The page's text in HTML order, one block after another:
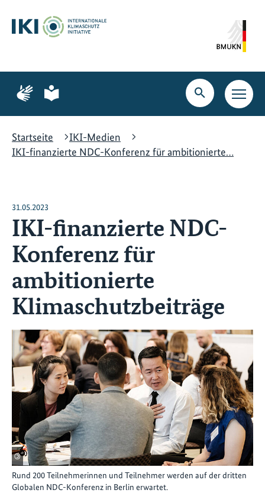
Hauptinhalt
springen
Suche
springen
Hauptnavigation
springen
Zur
Seite
Gebärdensprache
Zur
Seite
leichte
Suche
öffnen
Startseite
IKI-Medien
IKI-finanzierte NDC-Konferenz für ambitionierte…
31.05.2023
IKI-finanzierte NDC-
Konferenz für
ambitionierte
Klimaschutzbeiträge
©
Rund 200 Teilnehmerinnen und Teilnehmer werden auf der dritten
Globalen NDC-Konferenz in Berlin erwartet.